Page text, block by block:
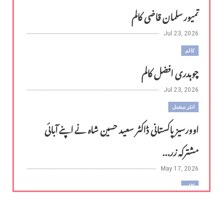
تمیور سلمان قاضی کالم
Jul 23, 2026
کالم
چوہدری افضل کالم
Jul 23, 2026
انٹر نیشنل
اوورسیز پاکستانی ڈاکٹر سعید حسین شاہ نے اپنے آبائی
مشترکہ زر...
May 17, 2026
کالم